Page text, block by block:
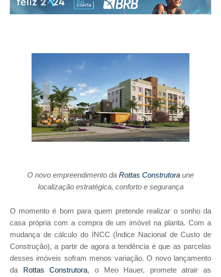
O novo empreendimento da Rottas Construtora une
localização estratégica, conforto e segurança
O momento é bom para quem pretende realizar o sonho da
casa própria com a compra de um imóvel na planta. Com a
mudança de cálculo do INCC (Índice Nacional de Custo de
Construção), a partir de agora a tendência é que as parcelas
desses imóveis sofram menos variação. O novo lançamento
da
Rottas Construtora, o Meo Hauer, promete atrair as